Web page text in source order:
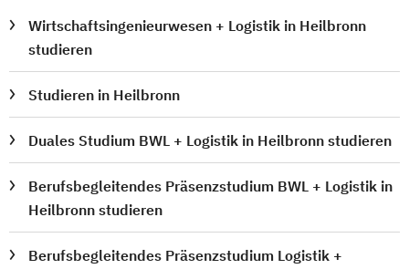
Wirtschaftsingenieurwesen + Logistik in Heilbronn
studieren
Studieren in Heilbronn
Duales Studium BWL + Logistik in Heilbronn studieren
Berufsbegleitendes Präsenzstudium BWL + Logistik in
Heilbronn studieren
Berufsbegleitendes Präsenzstudium Logistik +